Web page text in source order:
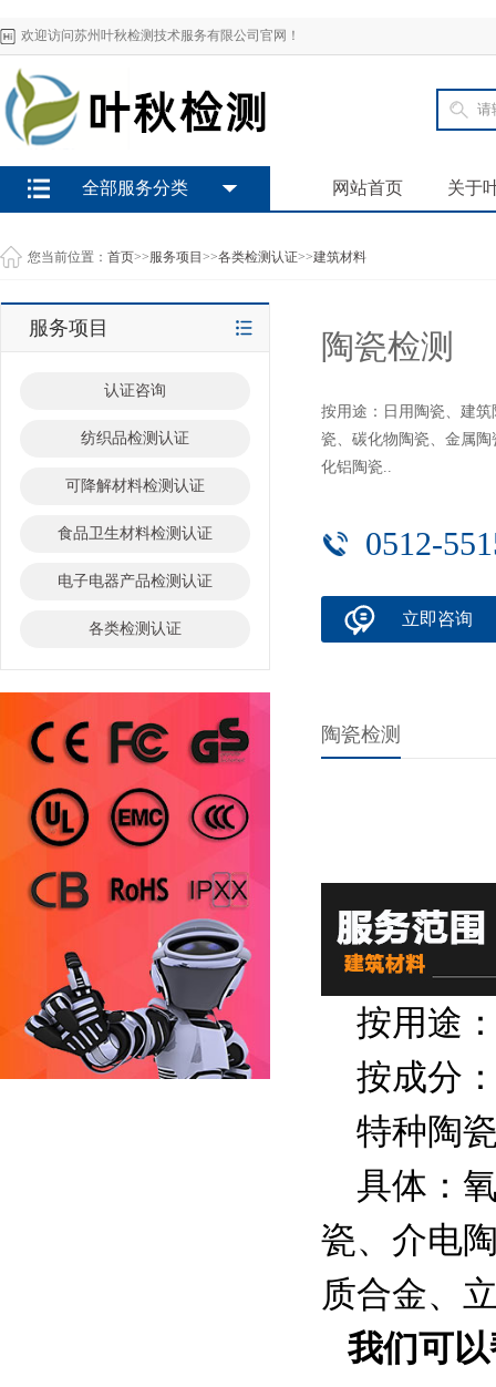
欢迎访问苏州叶秋检测技术服务有限公司官网！
网站首页 关于
全部服务分类
您当前位置： 首页>>服务项目 >>各类检测认证>>建筑材料
服务项目
认证咨询
纺织品检测认证
可降解材料检测认证
食品卫生材料检测认证
电子电器产品检测认证
各类检测认证
陶瓷检测
按用途：日用陶瓷、建
瓷、碳化物陶瓷、金属
化铝陶瓷..
0512-
立即咨询
陶瓷检测
按用途：
按成分：
特种陶瓷
具体：氧
瓷、介电
质合金、
我们可以